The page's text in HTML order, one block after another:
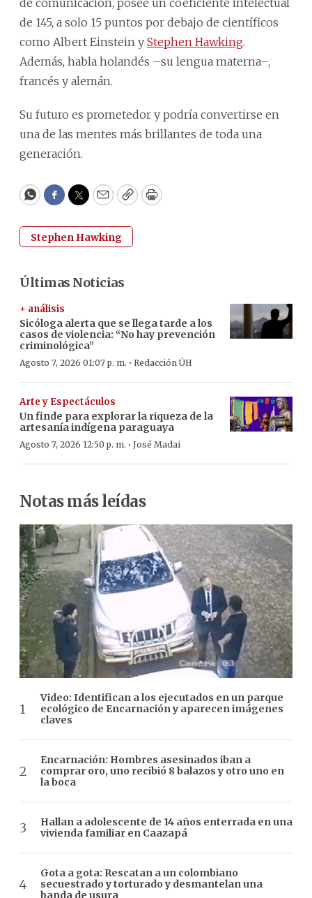
de 145, a solo 15 puntos por debajo de científicos
como Albert Einstein y Stephen Hawking.
Además, habla holandés –su lengua materna–,
francés y alemán.
Su futuro es prometedor y podría convertirse en
una de las mentes más brillantes de toda una
generación.
WhatsApp
Facebook
Twitter
EmailCopyPrint
Stephen Hawking
Últimas Noticias
+ análisis
Sicóloga alerta que se llega tarde a los
casos de violencia: “No hay prevención
criminológica”
Agosto 7, 2026 01:07 p. m. · Redacción ÚH
Arte y Espectáculos
Un finde para explorar la riqueza de la
artesanía indígena paraguaya
Agosto 7, 2026 12:50 p. m. · José Madai
Notas más leídas
Video: Identifican a los ejecutados en un parque
ecológico de Encarnación y aparecen imágenes
claves
Encarnación: Hombres asesinados iban a
comprar oro, uno recibió 8 balazos y otro uno en
la boca
Hallan a adolescente de 14 años enterrada en una
vivienda familiar en Caazapá
Gota a gota: Rescatan a un colombiano
secuestrado y torturado y desmantelan una
banda de usura